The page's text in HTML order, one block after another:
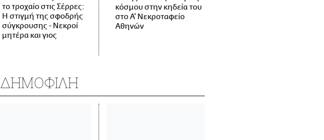
το τροχαίο στις Σέρρες:
Η στιγμή της σφοδρής
σύγκρουσης - Νεκροί
μητέρα και γιος
κόσμου στην κηδεία του
στο Α' Νεκροταφείο
Αθηνών
ΔΗΜΟΦΙΛΗ